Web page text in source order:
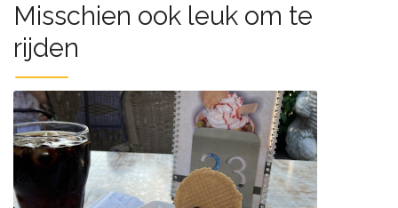
Misschien ook leuk om te
rijden